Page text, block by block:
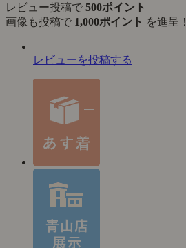
レビュー投稿で 500ポイント
画像も投稿で 1,000ポイント を進呈！
レビューを投稿する